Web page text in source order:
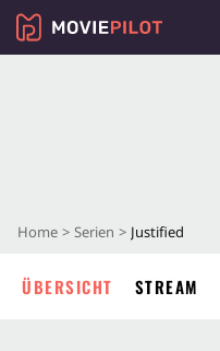
Home Serien Justified
ÜBERSICHT STREAM